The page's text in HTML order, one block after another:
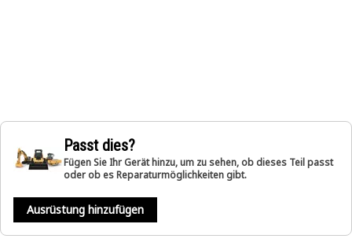
Passt dies?
Fügen Sie Ihr Gerät hinzu, um zu sehen, ob dieses Teil passt
oder ob es Reparaturmöglichkeiten gibt.
Ausrüstung hinzufügen